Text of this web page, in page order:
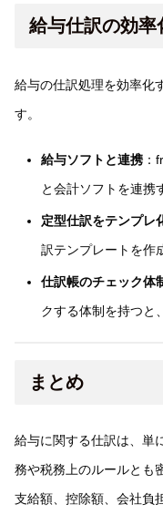
給与仕訳の効率
給与の仕訳処理を効率化
す。
給与ソフトと連携：
と会計ソフトを連携
定型仕訳をテンプレ
訳テンプレートを作
仕訳帳のチェック体
クする体制を持つと
まとめ
給与に関する仕訳は、単
務や税務上のルールとも
支給額、控除額、会社負